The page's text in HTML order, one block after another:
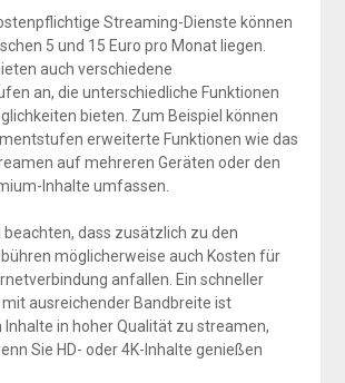
Streaming-Dienste können
5 und 15 Euro pro Monat liegen.
auch verschiedene
an, die unterschiedliche Funktionen
bieten. Zum Beispiel können
erweiterte Funktionen wie das
auf mehreren Geräten oder den
Inhalte umfassen.
beachten, dass zusätzlich zu den
möglicherweise auch Kosten für
anfallen. Ein schneller
ausreichender Bandbreite ist
in hoher Qualität zu streamen,
Sie HD- oder 4K-Inhalte genießen